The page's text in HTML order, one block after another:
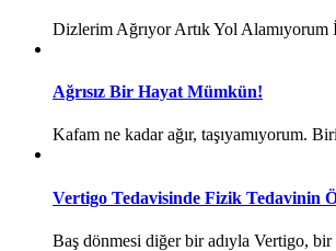
Dizlerim Ağrıyor Artık Yol Alamıyorum
Ağrısız Bir Hayat Mümkün!
Kafam ne kadar ağır, taşıyamıyorum.
Vertigo Tedavisinde Fizik Tedavinin
Baş dönmesi diğer bir adıyla Vertigo, bir